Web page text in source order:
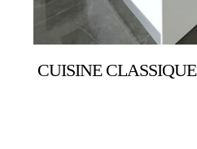
CUISINE CLASSIQUE